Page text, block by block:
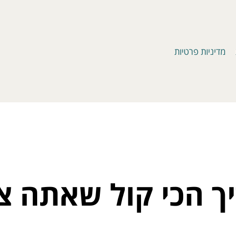
מדיניות פרטיות
הכי קול שאתה